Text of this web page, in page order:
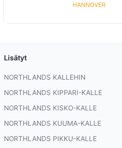
HANNOVER
Lisätyt
NORTHLANDS KALLEHIN
NORTHLANDS KIPPARI-KALLE
NORTHLANDS KISKO-KALLE
NORTHLANDS KUUMA-KALLE
NORTHLANDS PIKKU-KALLE